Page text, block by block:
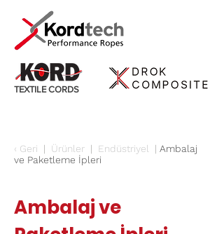
TEXTILE CORDS
‹ Geri | Ürünler | Endüstriyel | Ambalaj
ve Paketleme İpleri
Ambalaj ve